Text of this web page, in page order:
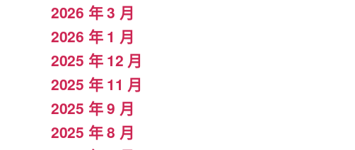
2026 年 3 月
2026 年 1 月
2025 年 12 月
2025 年 11 月
2025 年 9 月
2025 年 8 月